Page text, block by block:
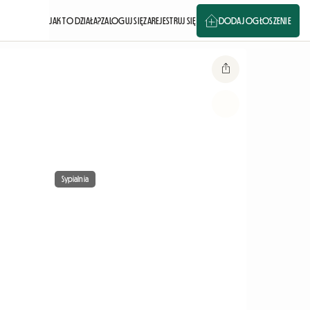
JAK TO DZIAŁA?ZALOGUJ SIĘZAREJESTRUJ SIĘ DODAJ OGŁOSZENIE
Sypialnia